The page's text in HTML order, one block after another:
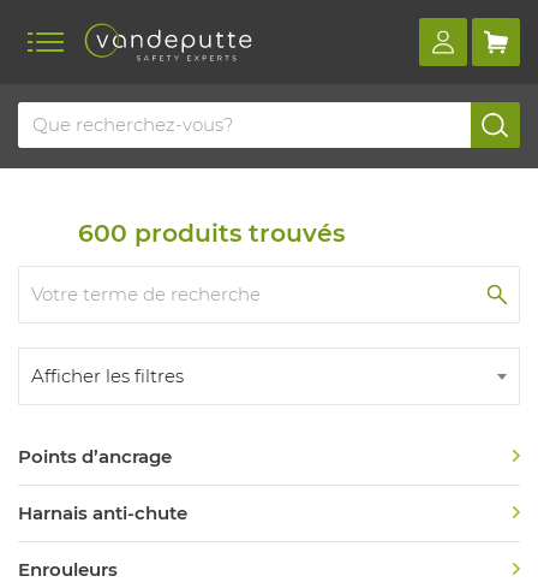
Home Aperçu des produits
Protection anti-chute
Protection anti-chute
600 produits trouvés
Afficher les filtres
Points d’ancrage
Harnais anti-chute
Enrouleurs